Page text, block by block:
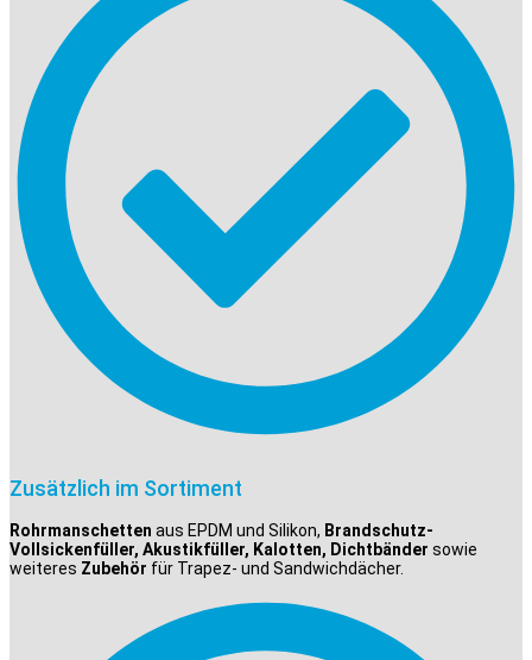
Zusätzlich im Sortiment
Rohrmanschetten aus EPDM und Silikon, Brandschutz-
Vollsickenfüller, Akustikfüller, Kalotten, Dichtbänder sowie
weiteres Zubehör für Trapez- und Sandwichdächer.